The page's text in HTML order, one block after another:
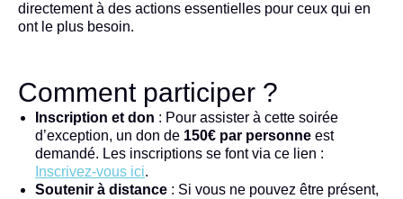
directement à des actions essentielles pour ceux qui en
ont le plus besoin.
Comment participer ?
Inscription et don : Pour assister à cette soirée
d’exception, un don de 150€ par personne est
demandé. Les inscriptions se font via ce lien :
Inscrivez-vous ici.
Soutenir à distance : Si vous ne pouvez être présent,